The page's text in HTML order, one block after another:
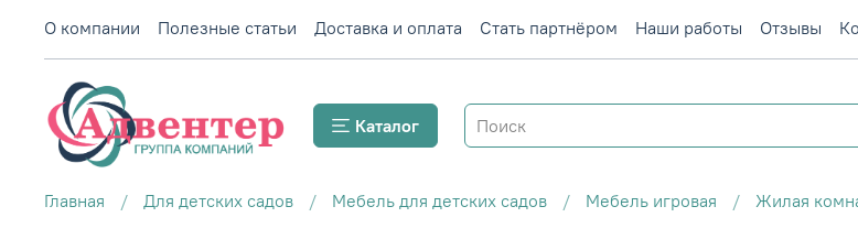
О компании Полезные статьи Доставка и оплата Стать партнёром Наши работы Отзывы
Каталог
Главная Для детских садов Мебель для детских садов Мебель игровая Жилая